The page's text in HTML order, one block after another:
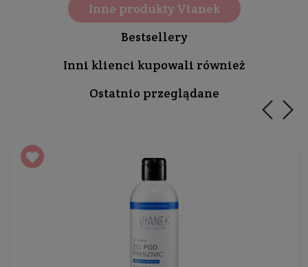
Inne produkty Vianek
Bestsellery
Inni klienci kupowali również
Ostatnio przeglądane